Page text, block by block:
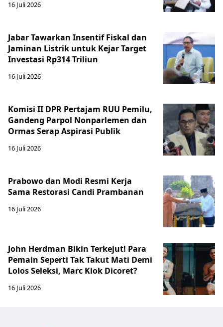
16 Juli 2026
Jabar Tawarkan Insentif Fiskal dan
Jaminan Listrik untuk Kejar Target
Investasi Rp314 Triliun
16 Juli 2026
Komisi II DPR Pertajam RUU Pemilu,
Gandeng Parpol Nonparlemen dan
Ormas Serap Aspirasi Publik
16 Juli 2026
Prabowo dan Modi Resmi Kerja
Sama Restorasi Candi Prambanan
16 Juli 2026
John Herdman Bikin Terkejut! Para
Pemain Seperti Tak Takut Mati Demi
Lolos Seleksi, Marc Klok Dicoret?
16 Juli 2026